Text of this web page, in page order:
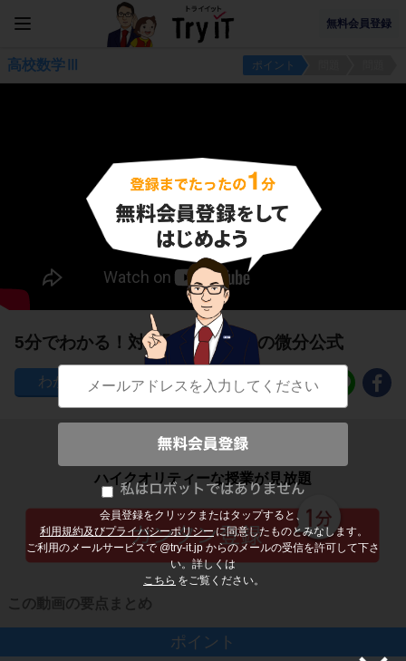
無料会員登録
会員登録をクリックまたはタップすると、
利用規約及びプライバシーポリシー に同意したものとみなします。
ご利用のメールサービスで @try-it.jp からのメールの受信を許可して下さ
い。詳しくは
こちら をご覧ください。
高校数学Ⅲ ポイント
5分でわかる！対数関数log_e xの微分公式
195
子どもの勉強から大人の学び直しまで
ハイクオリティーな授業が見放題
この動画の要点まとめ
ポイント